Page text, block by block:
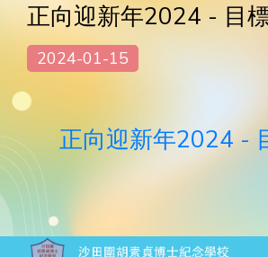
正向迎新年2024 - 目
2024-01-15
正向迎新年2024 -